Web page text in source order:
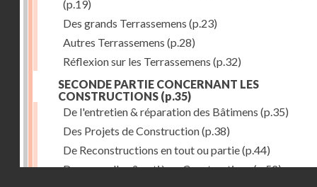
(p.19)
Des grands Terrassemens (p.23)
Autres Terrassemens (p.28)
Réflexion sur les Terrassemens (p.32)
SECONDE PARTIE CONCERNANT LES
CONSTRUCTIONS (p.35)
De l'entretien & réparation des Bâtimens (p.35)
Des Projets de Construction(p.38)
De Reconstructions en tout ou partie(p.44)
Des nouvelles & entières Constructions(p.52)